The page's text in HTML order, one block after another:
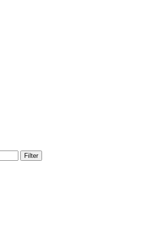
Filter